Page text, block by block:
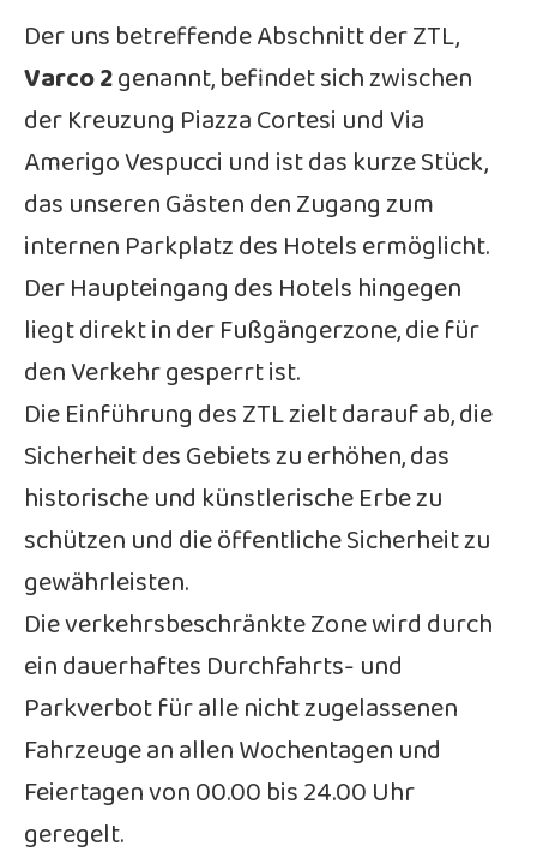
Der uns betreffende Abschnitt der ZTL,
Varco 2genannt, befindet sich zwischen
der Kreuzung Piazza Cortesi und Via
Amerigo Vespucci und ist das kurze Stück,
das unseren Gästen den Zugang zum
internen Parkplatz des Hotels ermöglicht.
Der Haupteingang des Hotels hingegen
liegt direkt in der Fußgängerzone, die für
den Verkehr gesperrt ist.
Die Einführung des ZTL zielt darauf ab, die
Sicherheit des Gebiets zu erhöhen, das
historische und künstlerische Erbe zu
schützen und die öffentliche Sicherheit zu
gewährleisten.
Die verkehrsbeschränkte Zone wird durch
ein dauerhaftes Durchfahrts- und
Parkverbot für alle nicht zugelassenen
Fahrzeuge an allen Wochentagen und
Feiertagen von 00.00 bis 24.00 Uhr
geregelt.